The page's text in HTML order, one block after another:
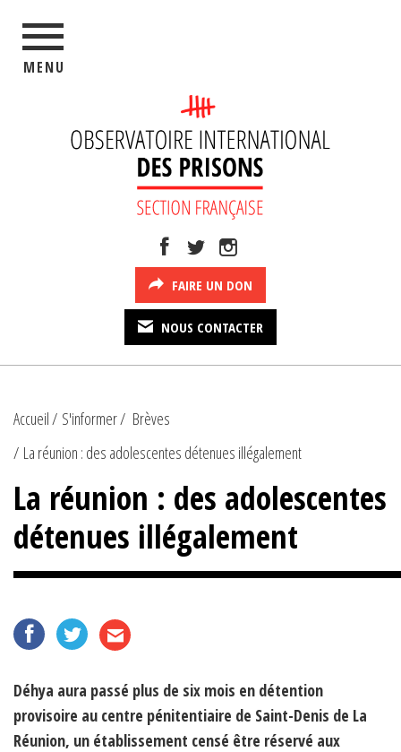
MENU
FAIRE UN DON
NOUS CONTACTER
Accueil S'informer
Brèves
La réunion : des adolescentes détenues illégalement
La réunion : des adolescentes
détenues illégalement
Déhya aura passé plus de six mois en détention
provisoire au centre pénitentiaire de Saint-Denis de La
Réunion, un établissement censé être réservé aux